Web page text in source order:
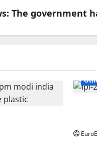
The government